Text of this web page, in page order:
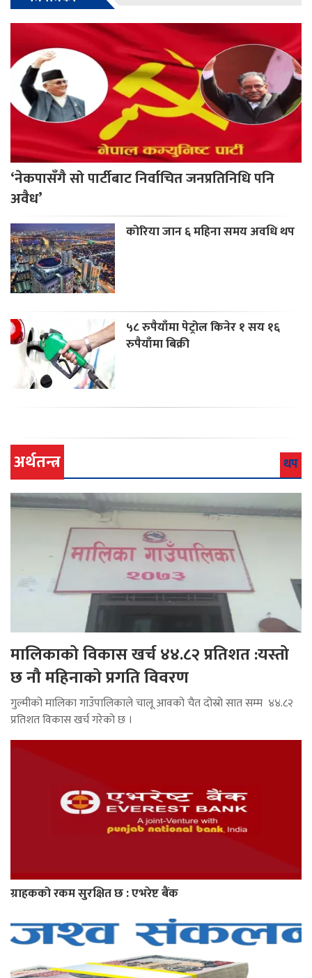
‘नेकपासँगै सो पार्टीबाट निर्वाचित जनप्रतिनिधि पनि
अवैध’
कोरिया जान ६ महिना समय अवधि थप
५८ रुपैयाँमा पेट्रोल किनेर १ सय १६
रुपैयाँमा बिक्री
अर्थतन्त्र थप
मालिकाको विकास खर्च ४४.८२ प्रतिशत :यस्तो
छ नौ महिनाको प्रगति विवरण
गुल्मीको मालिका गाउँपालिकाले चालू आवको चैत दोस्रो सात सम्म ४४.८२
प्रतिशत विकास खर्च गरेको छ ।
ग्राहकको रकम सुरक्षित छ : एभरेष्ट बैंक